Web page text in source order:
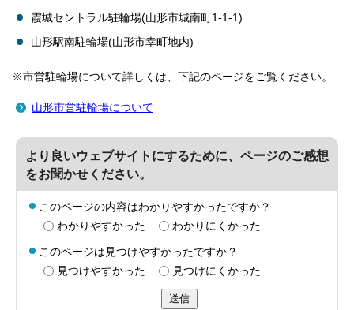
霞城セントラル駐輪場(山形市城南町1-1-1)
山形駅南駐輪場(山形市幸町地内)
※市営駐輪場について詳しくは、下記のページをご覧ください。
山形市営駐輪場について
より良いウェブサイトにするために、ページのご感想
をお聞かせください。
このページの内容はわかりやすかったですか？
わかりやすかった
わかりにくかった
このページは見つけやすかったですか？
見つけやすかった
見つけにくかった
送信